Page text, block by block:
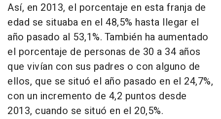
Así, en 2013, el porcentaje en esta franja de
edad se situaba en el 48,5% hasta llegar el
año pasado al 53,1%. También ha aumentado
el porcentaje de personas de 30 a 34 años
que vivían con sus padres o con alguno de
ellos, que se situó el año pasado en el 24,7%,
con un incremento de 4,2 puntos desde
2013, cuando se situó en el 20,5%.